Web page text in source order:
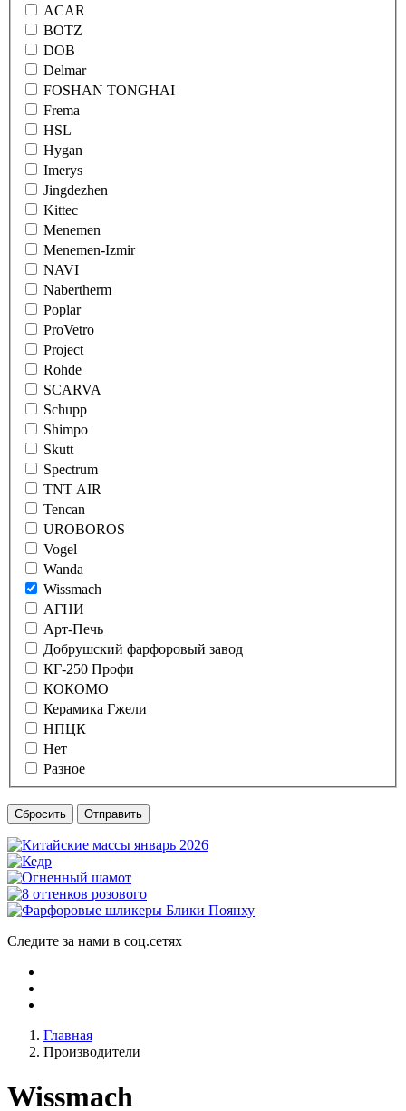
ACAR
BOTZ
DOB
Delmar
FOSHAN TONGHAI
Frema
HSL
Hygan
Imerys
Jingdezhen
Kittec
Menemen
Menemen-Izmir
NAVI
Nabertherm
Poplar
ProVetro
Project
Rohde
SCARVA
Schupp
Shimpo
Skutt
Spectrum
TNT AIR
Tencan
UROBOROS
Vogel
Wanda
Wissmach
АГНИ
Арт-Печь
Добрушский фарфоровый завод
КГ-250 Профи
КОКОМО
Керамика Гжели
НПЦК
Нет
Разное
Сбросить Отправить
Следите за нами в соц.сетях
Главная
Производители
Wissmach